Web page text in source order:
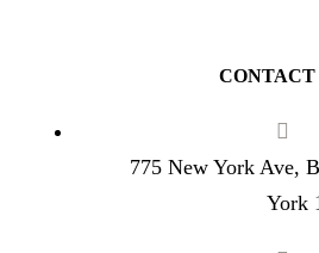
CONTACT
775 New York Ave,
York